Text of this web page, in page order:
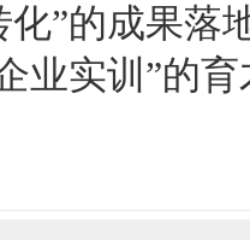
”的成果落
业实训”的